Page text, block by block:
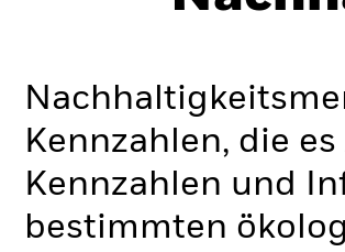
Kennzahlen, die
Kennzahlen und
bestimmten